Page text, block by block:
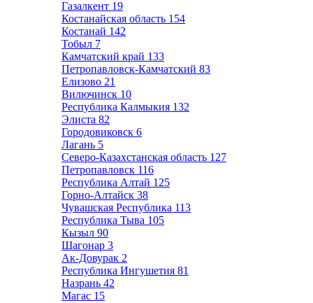
Газалкент 19
Костанайская область 154
Костанай 142
Тобыл 7
Камчатский край 133
Петропавловск-Камчатский 83
Елизово 21
Вилючинск 10
Республика Калмыкия 132
Элиста 82
Городовиковск 6
Лагань 5
Северо-Казахстанская область 127
Петропавловск 116
Республика Алтай 125
Горно-Алтайск 38
Чувашская Республика 113
Республика Тыва 105
Кызыл 90
Шагонар 3
Ак-Довурак 2
Республика Ингушетия 81
Назрань 42
Магас 15